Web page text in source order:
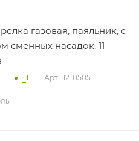
газовая, паяльник, с
сменных насадок, 11
: 1 Арт.: 12-0505